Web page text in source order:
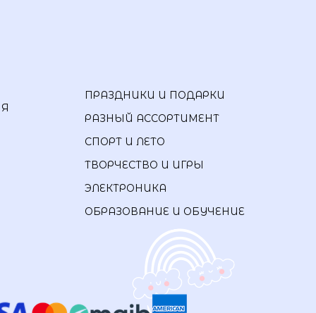
ПРАЗДНИКИ И ПОДАРКИ
РАЗНЫЙ АССОРТИМЕНТ
СПОРТ И ЛЕТО
ТВОРЧЕСТВО И ИГРЫ
ЭЛЕКТРОНИКА
ОБРАЗОВАНИЕ И ОБУЧЕНИЕ